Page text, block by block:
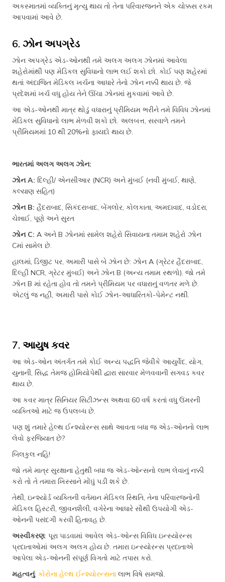
અકસ્માતમાં વ્યક્તિનું મૃત્યુ થાય તો તેના પરિવારજનને એક ચોક્કસ રકમ
આપવામાં આવે છે.
6. ઝોન અપગ્રેડ
ઝોન અપગ્રેડ એડ-ઓનથી તમે અલગ અલગ ઝોનમાં આવેલા
શહેરોમાંથી પણ મેડિકલ સુવિધાનો લાભ લઈ શકો છો. કોઈ પણ શહેરમાં
થતાં અંદાજિત મેડિકલ ખર્ચના આધારે તેનો ઝોન નક્કી થાય છે. જે
પ્રદેશમાં ખર્ચ વધુ હોય તેને ઊંચા ઝોનમાં મુકવામાં આવે છે.
આ એડ-ઓનથી માત્ર થોડું વધારાનું પ્રીમિયમ ભરીને તમે વિવિધ ઝોનમાં
મેડિકલ સુવિધાનો લાભ મેળવી શકો છો. અલબત્ત, સરવાળે તમને
પ્રીમિયમમાં 10 થી 20%નો ફાયદો થાય છે.
ભારતમાં અલગ અલગ ઝોન:
ઝોન A: દિલ્હી/ એનસીઆર (NCR) અને મુંબઈ (નવી મુંબઈ, થાણે,
કલ્યાણ સહિત)
ઝોન B: હૈદરાબાદ, સિકંદરાબાદ, બેંગલોર, કોલકાતા, અમદાવાદ, વડોદરા,
ચેન્નાઈ, પૂણે અને સુરત
ઝોન C: A અને B ઝોનમાં સામેલ શહેરો સિવાયના તમામ શહેરો ઝોન
Cમાં સામેલ છે.
હાલમાં, ડિજીટ પર, અમારી પાસે બે ઝોન છે: ઝોન A (ગ્રેટર હૈદરાબાદ,
દિલ્હી NCR, ગ્રેટર મુંબઈ) અને ઝોન B (અન્ય તમામ સ્થળો). જો તમે
ઝોન B માં રહેતા હોવ તો તમને પ્રીમિયમ પર વધારાનું વળતર મળે છે.
એટલું જ નહીં, અમારી પાસે કોઈ ઝોન-આધારિતકો-પેમેન્ટ નથી.
7. આયુષ કવર
આ એડ-ઓન અંતર્ગત તમે કોઈ અન્ય પદ્ધતિ જેવીકે આયુર્વેદ, યોગ,
યુનાની, સિદ્ધ તેમજ હોમિયોપેથી દ્વારા સારવાર મેળવવાની સગવડ કવર
થાય છે.
આ કવર માત્ર સિનિયર સિટીઝન્સ અથવા 60 વર્ષ કરતાં વધુ ઉંમરની
વ્યક્તિઓ માટે જ ઉપલબ્ધ છે.
પણ શું તમારે હેલ્થ ઈન્શ્યોરન્સ સાથે આવતા બધા જ એડ-ઓનનો લાભ
લેવો ફરજિયાત છે?
બિલકુલ નહિ!
જો તમે માત્ર સુરક્ષાના હેતુથી બધા જ એડ-ઓન્સનો લાભ લેવાનું નક્કી
કરો તો તે તમારા ખિસ્સાને મોંઘું પડી શકે છે.
તેથી, ઇન્શ્યોર્ડ વ્યક્તિની વર્તમાન મેડિકલ સ્થિતિ, તેના પરિવારજનોની
મેડિકલ હિસ્ટરી, જીવનશૈલી, વગેરેના આધારે સૌથી ઉપયોગી એડ-
ઓનની પસંદગી કરવી હિતાવહ છે.
અસ્વીકરણ: પૂરા પાડવામાં આવેલ એડ-ઓન્સ વિવિધ ઇન્સ્યોરન્સ
પ્રદાતાઓમાં અલગ અલગ હોય છે. તમારા ઇન્સ્યોરન્સ પ્રદાતાએ
આપેલા એડ-ઓનની સંપૂર્ણ વિગતો માટે તપાસ કરો.
મહત્વનું: કોરોના હેલ્થ ઈન્શ્યોરન્સના લાભ વિષે સમજો.